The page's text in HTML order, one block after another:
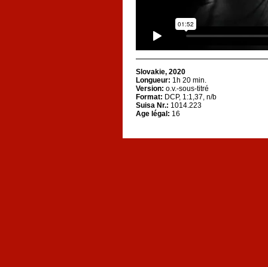
Slovakie, 2020
Longueur: 1h 20 min.
Version: o.v.-sous-titré
Format: DCP, 1:1,37, n/b
Suisa Nr.: 1014.223
Age légal: 16